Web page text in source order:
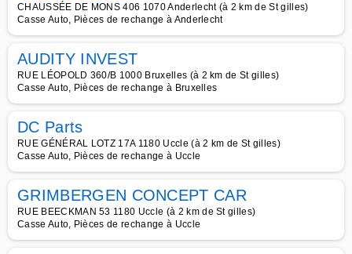
CHAUSSÉE DE MONS 406 1070 Anderlecht (à 2 km de St gilles)
Casse Auto, Pièces de rechange à Anderlecht
AUDITY INVEST
RUE LÉOPOLD 360/B 1000 Bruxelles (à 2 km de St gilles)
Casse Auto, Pièces de rechange à Bruxelles
DC Parts
RUE GÉNÉRAL LOTZ 17A 1180 Uccle (à 2 km de St gilles)
Casse Auto, Pièces de rechange à Uccle
GRIMBERGEN CONCEPT CAR
RUE BEECKMAN 53 1180 Uccle (à 2 km de St gilles)
Casse Auto, Pièces de rechange à Uccle